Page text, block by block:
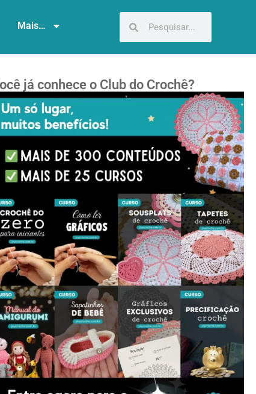
Mais…
já conhece o Club do Crochê?